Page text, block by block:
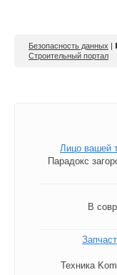
Безопасность данных
Строительный портал
Лицо вашей
Парадокс
В
Техника